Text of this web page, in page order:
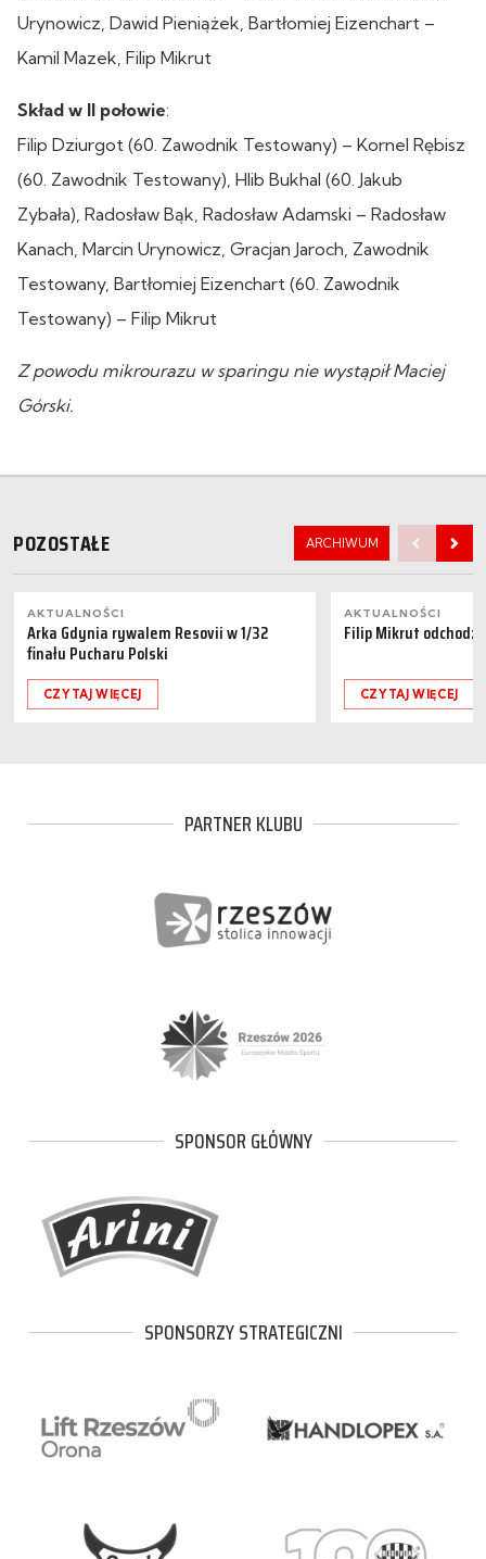
Urynowicz, Dawid Pieniążek, Bartłomiej Eizenchart –
Kamil Mazek, Filip Mikrut
Skład w II połowie:
Filip Dziurgot (60. Zawodnik Testowany) – Kornel Rębisz
(60. Zawodnik Testowany), Hlib Bukhal (60. Jakub
Zybała), Radosław Bąk, Radosław Adamski – Radosław
Kanach, Marcin Urynowicz, Gracjan Jaroch, Zawodnik
Testowany, Bartłomiej Eizenchart (60. Zawodnik
Testowany) – Filip Mikrut
Z powodu mikrourazu w sparingu nie wystąpił Maciej
Górski.
POZOSTAŁE ARCHIWUM
AKTUALNOŚCI
Arka Gdynia rywalem Resovii w 1/32
finału Pucharu Polski
CZYTAJ WIĘCEJ
AKTUALNOŚCI
Filip Mikrut
CZYTAJ WIĘCEJ
PARTNER KLUBU
SPONSOR GŁÓWNY
SPONSORZY STRATEGICZNI